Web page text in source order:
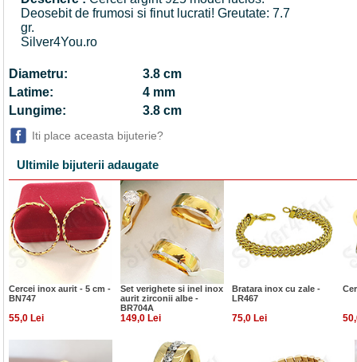
Deosebit de frumosi si finut lucrati! Greutate: 7.7
gr.
Silver4You.ro
Diametru:
3.8 cm
Latime:
4 mm
Lungime:
3.8 cm
Iti place aceasta bijuterie?
Ultimile bijuterii adaugate
Cercei inox aurit - 5 cm -
BN747
Set verighete si inel inox
aurit zirconii albe -
BR704A
Bratara inox cu zale -
LR467
55,0 Lei 149,0 Lei 75,0 Lei